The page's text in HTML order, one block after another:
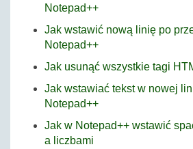
Notepad++
Jak wstawić nową linię po
Notepad++
Jak usunąć wszystkie tagi
Jak wstawiać tekst w nowej
Notepad++
Jak w Notepad++ wstawić
a liczbami